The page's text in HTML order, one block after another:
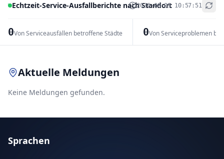
Echtzeit-Service-Ausfallberichte nach Standort
2026-08-09 10:57:51
0Von Serviceausfällen betroffene Städte 0Von Serviceproblemen
+
Aktuelle Meldungen
Keine Meldungen gefunden.
Sprachen